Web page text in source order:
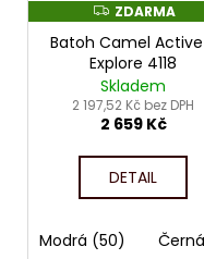
Z
D
A
R
M
A
ZDARMA
Batoh Camel
Explore 4118
Skladem
2 197,52 Kč bez DPH
2 659 Kč
DETAIL
Modrá (50)